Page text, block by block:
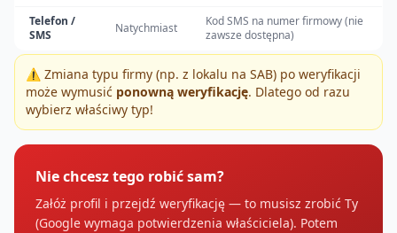
Telefon /
SMS
Natychmiast
Kod SMS na numer firmowy (nie
zawsze dostępna)
⚠️ Zmiana typu firmy (np. z lokalu na SAB) po weryfikacji
może wymusić ponowną weryfikację. Dlatego od razu
wybierz właściwy typ!
Nie chcesz tego robić sam?
Załóż profil i przejdź weryfikację — to musisz zrobić Ty
(Google wymaga potwierdzenia właściciela). Potem